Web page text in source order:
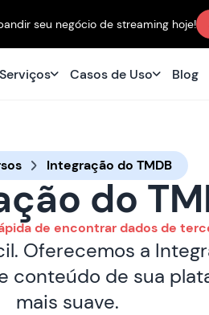
seu negócio de streaming hoje!
Serviços Casos de Uso Blog
Integração do TMDB
do
de encontrar dados de
Oferecemos a
conteúdo de sua
mais suave.